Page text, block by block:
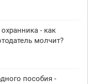
- как
молчит?
пособия -